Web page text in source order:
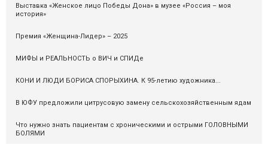
Выставка «Женское лицо Победы Дона» в музее «Россия – моя
история»
Премия «Женщина-Лидер» – 2025
МИФЫ и РЕАЛЬНОСТЬ о ВИЧ и СПИДе
КОНИ И ЛЮДИ БОРИСА СПОРЫХИНА. К 95-летию художника...
В ЮФУ предложили цитрусовую замену сельскохозяйственным ядам
Что нужно знать пациентам с хроническими и острыми ГОЛОВНЫМИ
БОЛЯМИ